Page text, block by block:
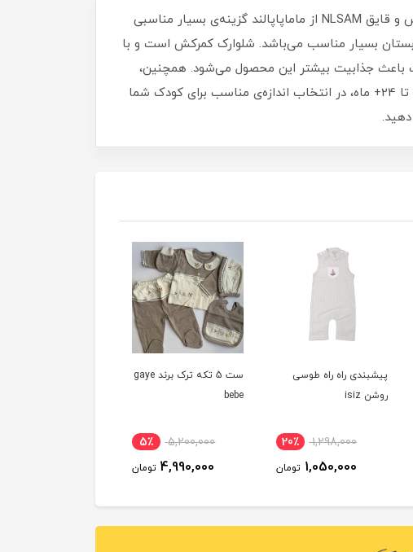
اگر به دنبال خرید سیسمونی با کیفیت و طراحی زیبا برای کودکان خود هستید، تیشرت شلوارک سفید چاپ خرس و قایق NLSAM از ماماپاپالند گزینه‌ی بسیار مناسبی
بسیار مناسب می‌باشد. شلوارک کمرکش است و با
باعث جذابیت بیشتر این محصول می‌شود. همچنین،
جنس نخ پنبه سبب می‌شود که در فصول گرم همچنان راحت و خنک باشید. این ست با سایزبندی متنوع، از 3 تا 24+ ماه، در انتخاب اندازه‌ی مناسب برای کودک شما
پیشبندی راه راه طوسی
روشن isiz
1,298,000 20٪
1,050,000 تومان
ست 5 تکه ترک برند gaye
bebe
5,200,000 5٪
4,990,000 تومان